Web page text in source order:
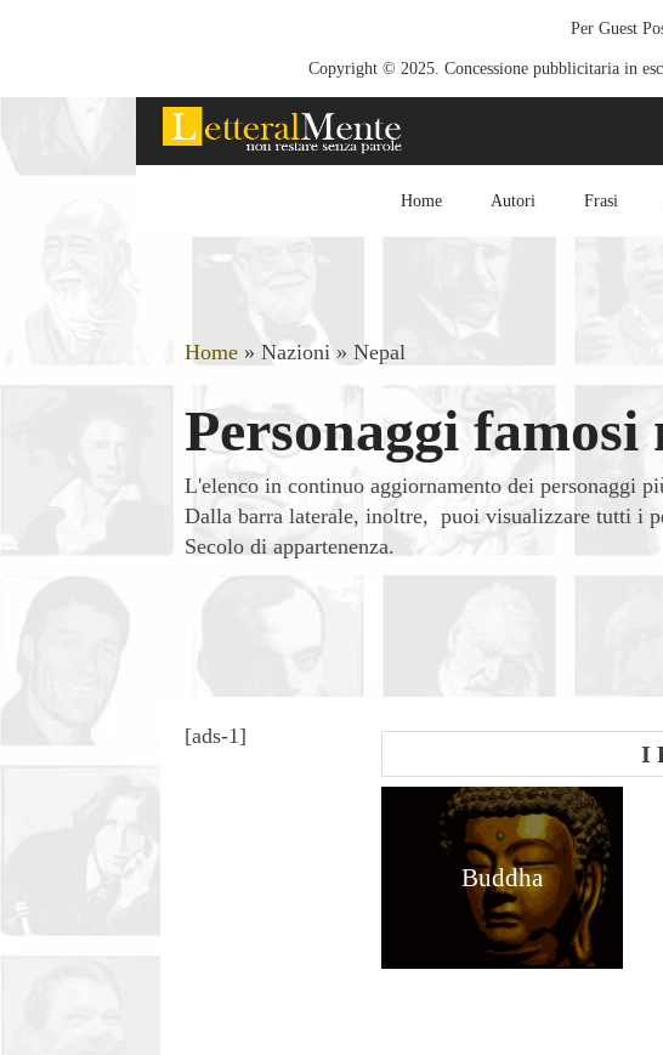
Per Guest
Copyright © 2025. Concessione pubblicitaria in
Home Autori Frasi
Home » Nazioni» Nepal
Personaggi
L'elenco in continuo aggiornamento dei personaggi
Dalla barra laterale, inoltre, puoi visualizzare tutti i
Secolo di appartenenza.
[ads-1]
I
Buddha